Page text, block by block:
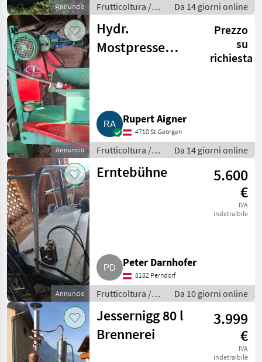
Annuncio
Frutticoltura /
Altre macchine
per frutticoltura
Da 14 giorni online
Annuncio
Hydr.
Mostpresse
Prezzo
su
richiesta
Rupert Aigner
4710 St.Georgen
Frutticoltura /
Altre macchine
per frutticoltura
Da 14 giorni online
Annuncio
Erntebühne
5.600
€
IVA
indetraibile
Peter Darnhofer
8182 Perndorf
Frutticoltura /
Altre macchine
per frutticoltura
Da 10 giorni online
Jessernigg 80 l
Brennerei
3.999
€
IVA
indetraibile